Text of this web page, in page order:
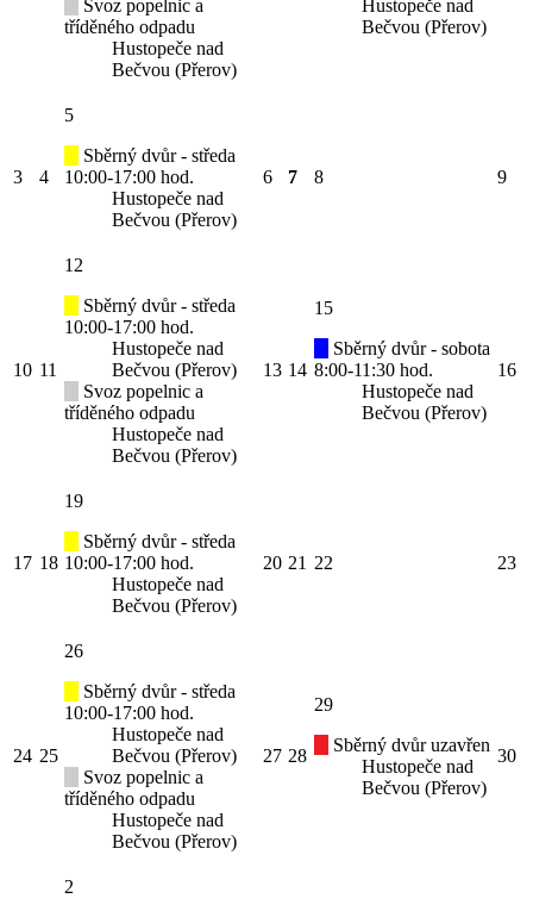
Svoz popelnic a
tříděného odpadu
Hustopeče nad
Bečvou (Přerov)
Hustopeče nad
Bečvou (Přerov)
3 4
5
Sběrný dvůr - středa
10:00-17:00 hod.
Hustopeče nad
Bečvou (Přerov)
6 7 8 9
10 11
12
Sběrný dvůr - středa
10:00-17:00 hod.
Hustopeče nad
Bečvou (Přerov)
Svoz popelnic a
tříděného odpadu
Hustopeče nad
Bečvou (Přerov)
13 14
15
Sběrný dvůr - sobota
8:00-11:30 hod.
Hustopeče nad
Bečvou (Přerov)
16
17 18
19
Sběrný dvůr - středa
10:00-17:00 hod.
Hustopeče nad
Bečvou (Přerov)
20 21 22 23
24 25
26
Sběrný dvůr - středa
10:00-17:00 hod.
Hustopeče nad
Bečvou (Přerov)
Svoz popelnic a
tříděného odpadu
Hustopeče nad
Bečvou (Přerov)
27 28
29
Sběrný dvůr uzavřen
Hustopeče nad
Bečvou (Přerov)
30
2